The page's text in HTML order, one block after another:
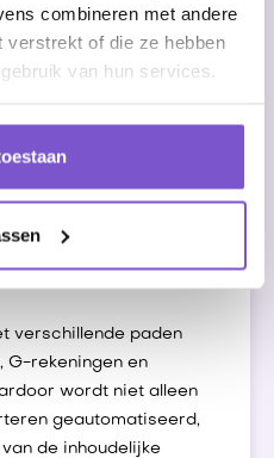
combineren met andere
verstrekt of die ze hebben
van hun services.
toepassen:
een vaste
de robot deze op
niet veilig
worden, wordt dit
na afloop een
verschillende paden
G-rekeningen en
wordt niet alleen
geautomatiseerd,
de inhoudelijke